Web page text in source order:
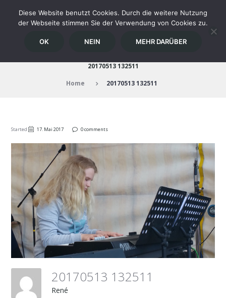
20170513 132511
Home 20170513 132511
Started 17. Mai 2017 0 comments
20170513 132511
René
Diese Website benutzt Cookies. Durch die weitere Nutzung
der Webseite stimmen Sie der Verwendung von Cookies zu.
OK NEIN MEHR DARÜBER